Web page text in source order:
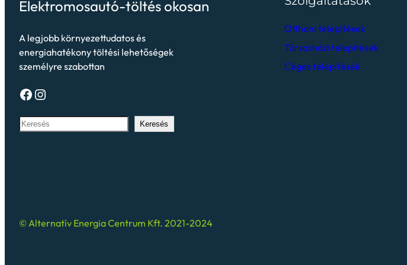
Elektromosautó-töltés okosan
A legjobb környezettudatos és
energiahatékony töltési lehetőségek
személyre szabottan
Keresés
Otthoni telepítések
Társasházi telepítések
Céges telepítések
© Alternatív Energia Centrum Kft. 2021-2024